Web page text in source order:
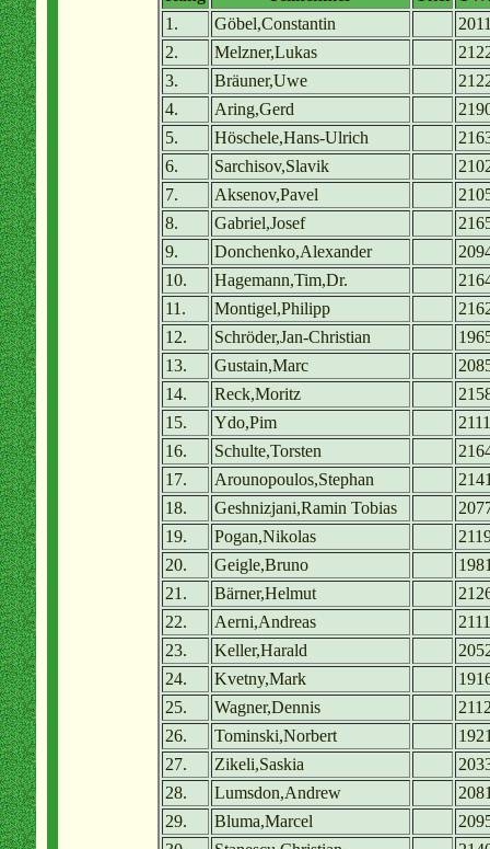
1.
Göbel,Constantin
2.
Melzner,Lukas
3.
Bräuner,Uwe
4.
Aring,Gerd
5.
Höschele,Hans-Ulrich
6.
Sarchisov,Slavik
7.
Aksenov,Pavel
8.
Gabriel,Josef
9.
Donchenko,Alexander
10.
Hagemann,Tim,Dr.
11.
Montigel,Philipp
12.
Schröder,Jan-Christian
13.
Gustain,Marc
14.
Reck,Moritz
15.
Ydo,Pim
2111
16.
Schulte,Torsten
17.
Arounopoulos,Stephan
18.
Geshnizjani,Ramin Tobias
19.
Pogan,Nikolas
20.
Geigle,Bruno
21.
Bärner,Helmut
22.
Aerni,Andreas
2111
23.
Keller,Harald
24.
Kvetny,Mark
25.
Wagner,Dennis
26.
Tominski,Norbert
27.
Zikeli,Saskia
28.
Lumsdon,Andrew
29.
Bluma,Marcel